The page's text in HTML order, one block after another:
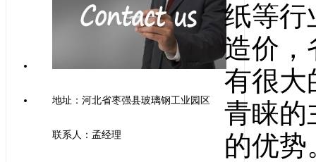
地址：河北省枣强县玻璃钢工业园区
联系人：孟经理
纸等行
造价，
有很大
青睐的
的优势